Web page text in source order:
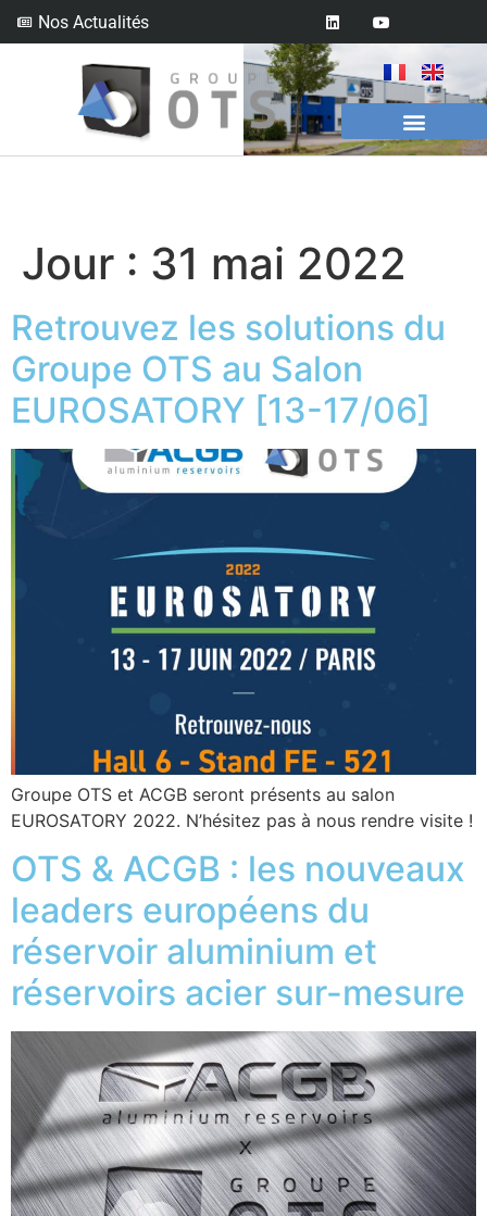
Nos Actualités
Jour : 31 mai 2022
Retrouvez les solutions du
Groupe OTS au Salon
EUROSATORY [13-17/06]
Groupe OTS et ACGB seront présents au salon
EUROSATORY 2022. N’hésitez pas à nous rendre visite !
OTS & ACGB : les nouveaux
leaders européens du
réservoir aluminium et
réservoirs acier sur-mesure